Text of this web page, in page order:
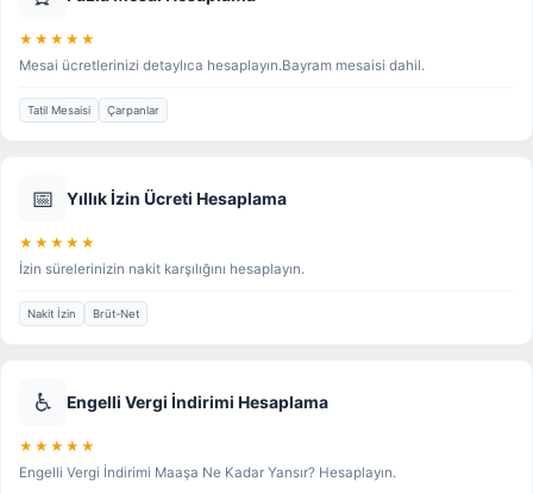
★★★★★
Mesai ücretlerinizi detaylıca hesaplayın.Bayram mesaisi dahil.
Tatil Mesaisi Çarpanlar
📅 Yıllık İzin Ücreti Hesaplama
★★★★★
İzin sürelerinizin nakit karşılığını hesaplayın.
Nakit İzin Brüt-Net
♿ Engelli Vergi İndirimi Hesaplama
★★★★★
Engelli Vergi İndirimi Maaşa Ne Kadar Yansır? Hesaplayın.